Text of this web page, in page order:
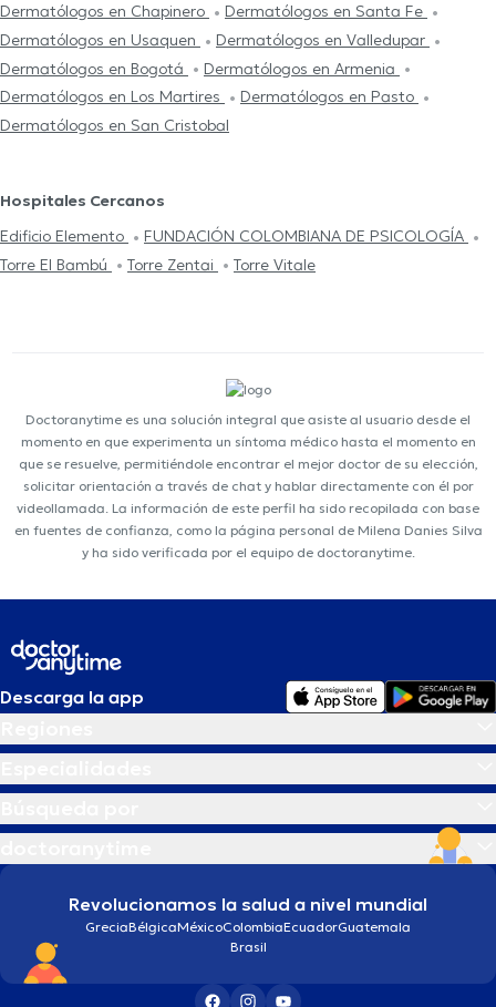
Dermatólogos en Chapinero
Dermatólogos en Santa Fe
Dermatólogos en Usaquen
Dermatólogos en Valledupar
Dermatólogos en Bogotá
Dermatólogos en Armenia
Dermatólogos en Los Martires
Dermatólogos en Pasto
Dermatólogos en San Cristobal
Hospitales Cercanos
Edificio Elemento
FUNDACIÓN COLOMBIANA DE PSICOLOGÍA
Torre El Bambú
Torre Zentai Torre Vitale
Doctoranytime es una solución integral que asiste al usuario desde el
momento en que experimenta un síntoma médico hasta el momento en
que se resuelve, permitiéndole encontrar el mejor doctor de su elección,
solicitar orientación a través de chat y hablar directamente con él por
videollamada. La información de este perfil ha sido recopilada con base
en fuentes de confianza, como la página personal de Milena Danies Silva
y ha sido verificada por el equipo de doctoranytime.
Descarga la app
Revolucionamos la salud a nivel mundial
GreciaBélgicaMéxicoColombiaEcuadorGuatemala
Brasil